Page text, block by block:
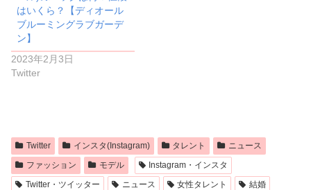
はいくら？【ディオール
ブルーミングラブガーデ
ン】
2023年2月3日
Twitter
Twitter インスタ(Instagram) タレント
ニュース
ファッション
モデル
Instagram・インスタ
Twitter・ツイッター
ニュース 女性タレント 結婚